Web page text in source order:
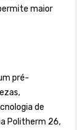
maior
pré-
de
Politherm 26,